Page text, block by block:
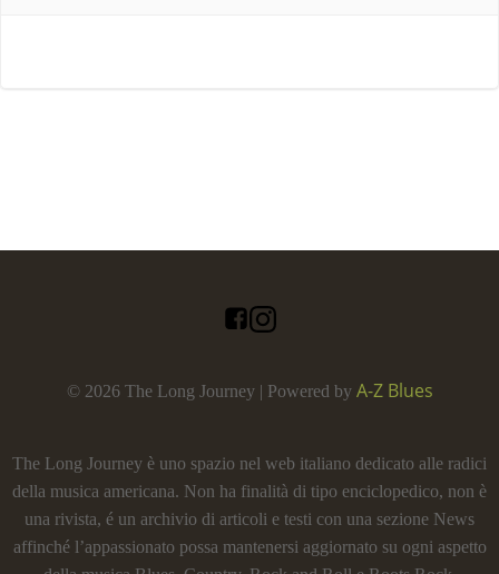
© 2026 The Long Journey | Powered by A-Z Blues
The Long Journey è uno spazio nel web italiano dedicato alle radici
della musica americana. Non ha finalità di tipo enciclopedico, non è
una rivista, é un archivio di articoli e testi con una sezione News
affinché l’appassionato possa mantenersi aggiornato su ogni aspetto